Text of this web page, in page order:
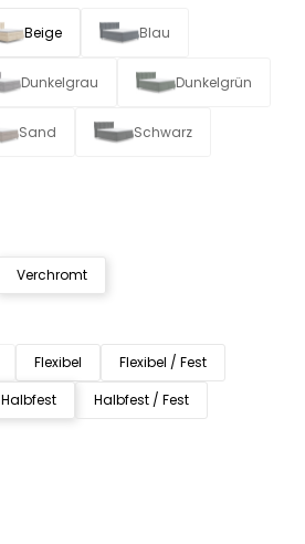
Beige Blau
Dunkelgrau Dunkelgrün
Sand Schwarz
Verchromt
Flexibel
Flexibel / Fest
Halbfest
Halbfest / Fest